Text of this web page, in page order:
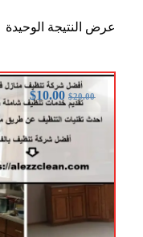
عرض النتيجة الوحيدة
$20.00
$10.00